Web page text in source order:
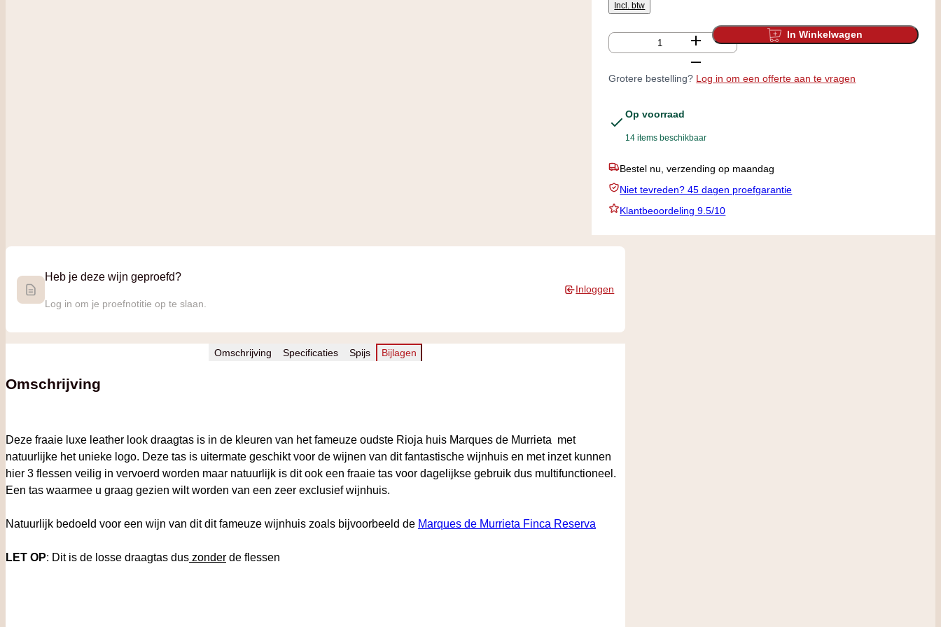
Incl. btw
Aantal In Winkelwagen
Grotere bestelling? Log in om een offerte aan te vragen
Op voorraad
14 items beschikbaar
Vandaag afhalen in onze winkel vanaf 11:00
Niet tevreden? 45 dagen proefgarantie
Klantbeoordeling 9.5/10
Heb je deze wijn geproefd?
Log in om je proefnotitie op te slaan.
Inloggen
Omschrijving Specificaties Spijs Bijlagen
Omschrijving
Deze fraaie luxe leather look draagtas is in de kleuren van het fameuze oudste Rioja huis Marques de Murrieta met
natuurlijke het unieke logo. Deze tas is uitermate geschikt voor de wijnen van dit fantastische wijnhuis en met inzet kunnen
hier 3 flessen veilig in vervoerd worden maar natuurlijk is dit ook een fraaie tas voor dagelijkse gebruik dus multifunctioneel.
Een tas waarmee u graag gezien wilt worden van een zeer exclusief wijnhuis.
Natuurlijk bedoeld voor een wijn van dit dit fameuze wijnhuis zoals bijvoorbeeld de Marques de Murrieta Finca Reserva
LET OP: Dit is de losse draagtas dus zonder de flessen